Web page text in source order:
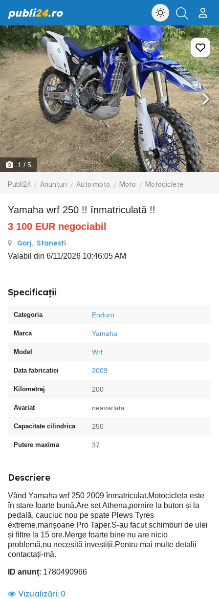
publi24.ro
1/ 5
Publi24 Anunțuri Auto moto Moto Motociclete
Yamaha wrf 250 !! înmatriculată !!
3 100 EUR negociabil
Gorj, Stanesti
Valabil din 6/11/2026 10:46:05 AM
Specificații
Categoria Enduro
Marca Yamaha
Model Wrf
Data fabricatiei 2009
Kilometraj 200
Avariat neavariata
Capacitate cilindrica 250
Putere maxima 37
Descriere
Vând Yamaha wrf 250 2009 înmatriculat.Motocicleta este
în stare foarte bună.Are set Athena,pornire la buton și la
pedală, cauciuc nou pe spate Plews Tyres
extreme,manșoane Pro Taper.S-au facut schimburi de ulei
și filtre la 15 ore.Merge foarte bine nu are nicio
problemă,nu necesită investiții.Pentru mai multe detalii
contactați-mă.
ID anunț: 1780490966
Vizualizări: 0